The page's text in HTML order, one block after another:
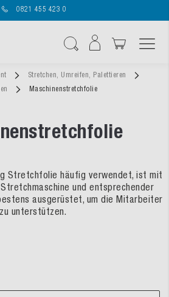
0821 455 423 0
Stretchen, Umreifen, Palettieren
Maschinenstretchfolie
Stretchfolie häufig verwendet, ist mit
und entsprechender
ausgerüstet, um die Mitarbeiter
zu unterstützen.